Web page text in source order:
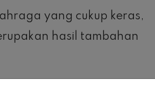
yang cukup keras,
hasil tambahan